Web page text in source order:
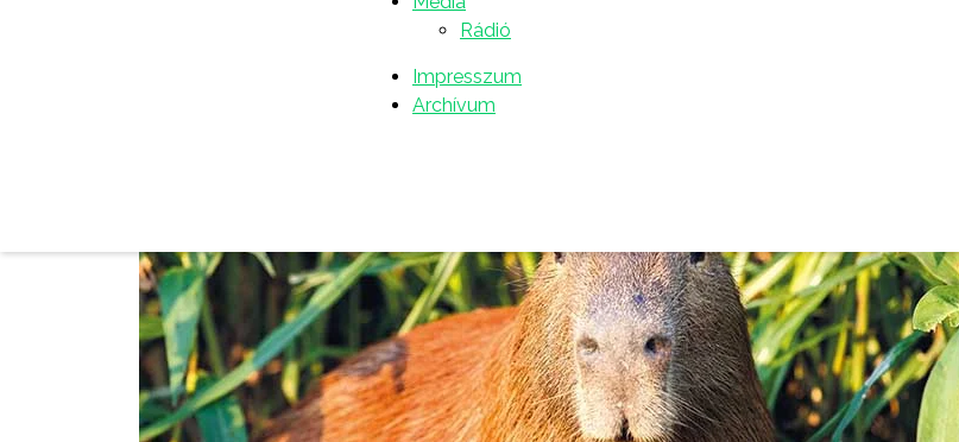
Rádió
Impresszum
Archívum